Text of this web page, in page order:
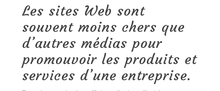
Les sites Web sont
souvent moins chers que
d’autres médias pour
promouvoir les produits et
services d’une entreprise.